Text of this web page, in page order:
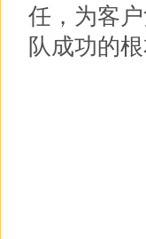
任，为客
队成功的根